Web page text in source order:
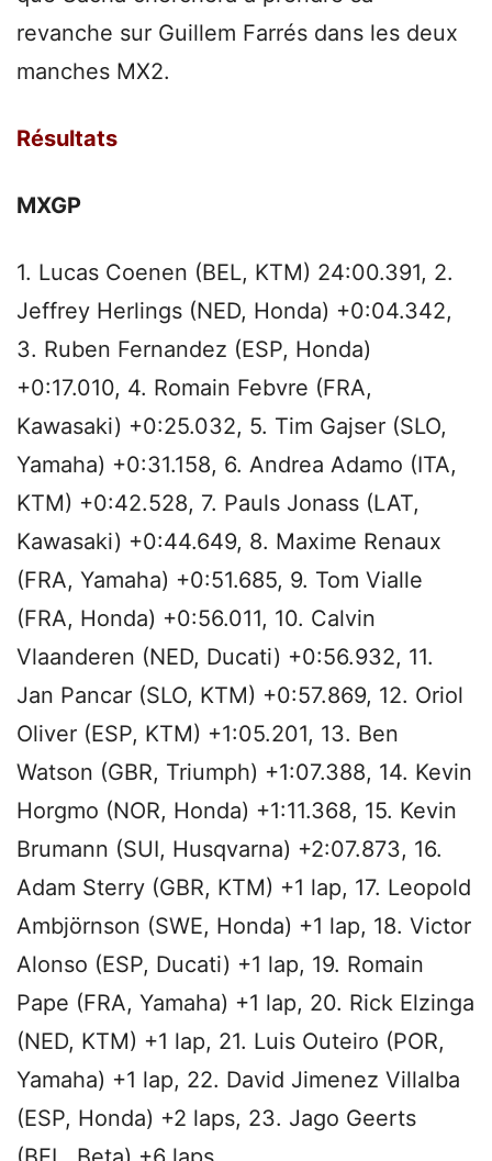
revanche sur Guillem Farrés dans les deux
manches MX2.
Résultats
MXGP
1. Lucas Coenen (BEL, KTM) 24:00.391, 2.
Jeffrey Herlings (NED, Honda) +0:04.342,
3. Ruben Fernandez (ESP, Honda)
+0:17.010, 4. Romain Febvre (FRA,
Kawasaki) +0:25.032, 5. Tim Gajser (SLO,
Yamaha) +0:31.158, 6. Andrea Adamo (ITA,
KTM) +0:42.528, 7. Pauls Jonass (LAT,
Kawasaki) +0:44.649, 8. Maxime Renaux
(FRA, Yamaha) +0:51.685, 9. Tom Vialle
(FRA, Honda) +0:56.011, 10. Calvin
Vlaanderen (NED, Ducati) +0:56.932, 11.
Jan Pancar (SLO, KTM) +0:57.869, 12. Oriol
Oliver (ESP, KTM) +1:05.201, 13. Ben
Watson (GBR, Triumph) +1:07.388, 14. Kevin
Horgmo (NOR, Honda) +1:11.368, 15. Kevin
Brumann (SUI, Husqvarna) +2:07.873, 16.
Adam Sterry (GBR, KTM) +1 lap, 17. Leopold
Ambjörnson (SWE, Honda) +1 lap, 18. Victor
Alonso (ESP, Ducati) +1 lap, 19. Romain
Pape (FRA, Yamaha) +1 lap, 20. Rick Elzinga
(NED, KTM) +1 lap, 21. Luis Outeiro (POR,
Yamaha) +1 lap, 22. David Jimenez Villalba
(ESP, Honda) +2 laps, 23. Jago Geerts